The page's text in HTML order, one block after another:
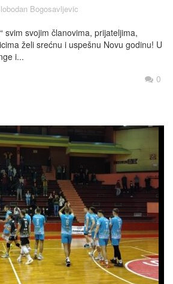
Bogosavljevic
svim svojim članovima, prijateljima,
želi srećnu i uspešnu Novu godinu! U
i...
0